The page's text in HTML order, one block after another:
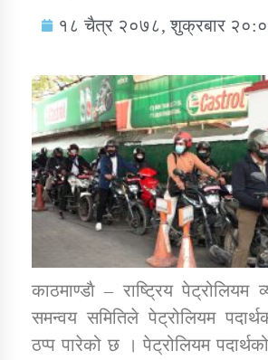
डिभिजन कार्यालय जुम्लाको
कर्णाली प्रविधि शिक्षालय
सामाजिक बिकास कार्यालय
१८ चैत्र २०७८, शुक्रबार
काठमाण्डाै – राष्ट्रिय पेट्रोलियम
समन्वय समितिले पेट्रोलियम
ठप्प पारेको छ । पेट्रोलियम